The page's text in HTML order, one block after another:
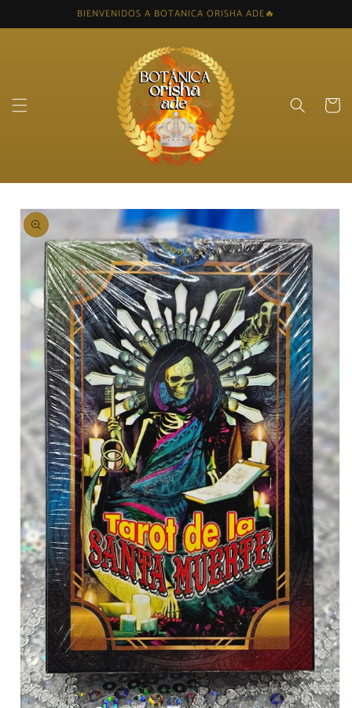
content
BIENVENIDOS A BOTANICA ORISHA ADE🔥
Cart
Skip to
product
information